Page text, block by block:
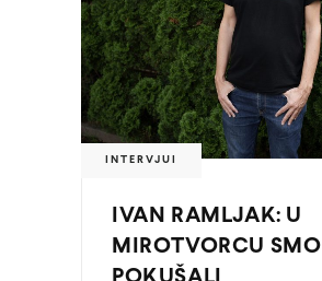
INTERVJUI
IVAN RAMLJAK: U
MIROTVORCU SMO